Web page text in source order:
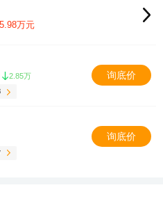
万元
2.85万
询底价
询底价